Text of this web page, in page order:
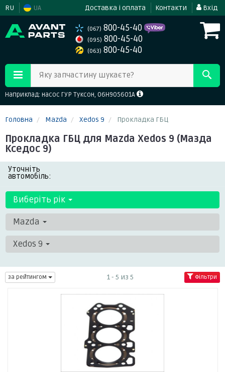
RU UA Доставка і оплата Контакти Вхід
(067) 800-45-40
(095) 800-45-40
(063) 800-45-40
Яку запчастину шукаєте?
Наприклад: насос ГУР Туксон, 06H905601A
Головна Mazda Xedos 9 Прокладка ГБЦ
Прокладка ГБЦ для Mazda Xedos 9 (Мазда
Кседос 9)
Уточніть
автомобіль:
Виберіть рік
Mazda
Xedos 9
за рейтингом 1 - 5 из 5 Фільтри